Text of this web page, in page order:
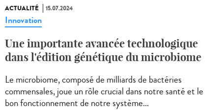
ACTUALITÉ 15.07.2024
Innovation
Une importante avancée technologique
dans l'édition génétique du microbiome
Le microbiome, composé de milliards de bactéries
commensales, joue un rôle crucial dans notre santé et le
bon fonctionnement de notre système...